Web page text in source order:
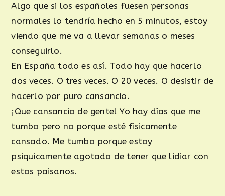
Algo que si los españoles fuesen personas
normales lo tendría hecho en 5 minutos, estoy
viendo que me va a llevar semanas o meses
conseguirlo.
En España todo es así. Todo hay que hacerlo
dos veces. O tres veces. O 20 veces. O desistir de
hacerlo por puro cansancio.
¡Que cansancio de gente! Yo hay días que me
tumbo pero no porque esté fisicamente
cansado. Me tumbo porque estoy
psiquicamente agotado de tener que lidiar con
estos paisanos.